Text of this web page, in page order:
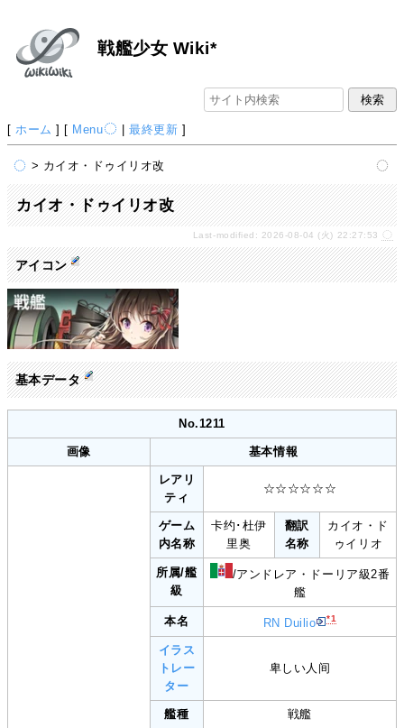
戦艦少女 Wiki*
[ ホーム ] [ Menu |最終更新 ]
> カイオ・ドゥイリオ改
カイオ・ドゥイリオ改
Last-modified: 2026-08-04 (火) 22:27:53
アイコン
基本データ
No.1211
画像 基本情報
レアリ
ティ
☆☆☆☆☆☆
ゲーム
内名称
卡约･杜伊
里奥
翻訳
名称
カイオ・ド
ゥイリオ
所属/艦
級
/アンドレア・ドーリア級2番
艦
本名 RN Duilio *1
イラス
トレー
ター
卑しい人间
艦種 戦艦